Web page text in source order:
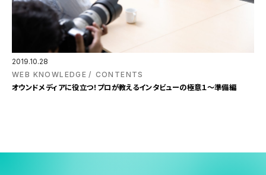
2019.10.28
WEB KNOWLEDGE
CONTENTS
オウンドメディアに役立つ！プロが教えるインタビューの極意１～準備編